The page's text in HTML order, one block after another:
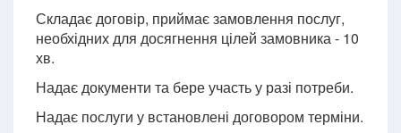
Складає договір, приймає замовлення послуг,
необхідних для досягнення цілей замовника - 10
хв.
Надає документи та бере участь у разі потреби.
Надає послуги у встановлені договором терміни.